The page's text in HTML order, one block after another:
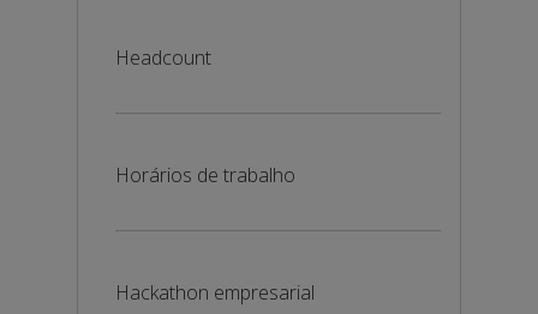
Headcount
Horários de trabalho
Hackathon empresarial